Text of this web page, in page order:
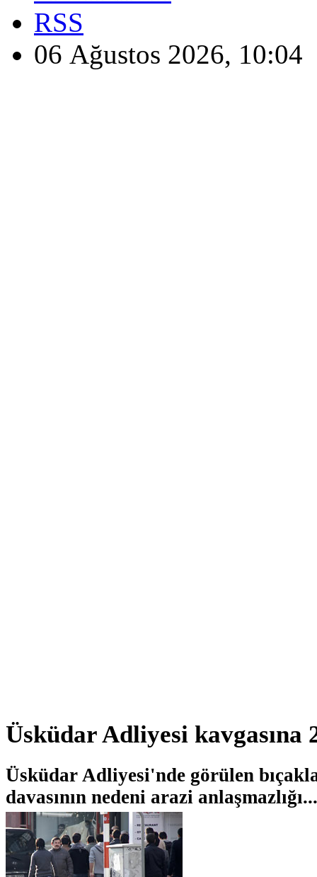
RSS
06 Ağustos 2026, 10:04
Üsküdar Adliyesi kavgasına
Üsküdar Adliyesi'nde görülen
davasının nedeni arazi anlaşmazlığı...